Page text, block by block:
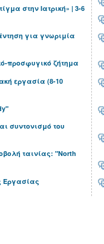
στην Ιατρική» | 3-6
για γνωριμία
προσφυγικό ζήτημα
εργασία (8-10
συντονισμό του
ταινίας: "North
Εργασίας